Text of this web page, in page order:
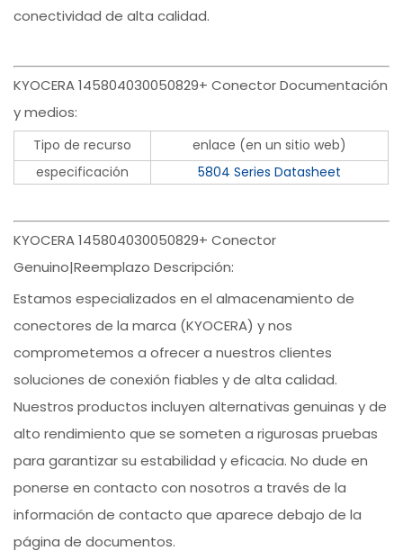
conectividad de alta calidad.
KYOCERA 145804030050829+ Conector Documentación
y medios:
Tipo de recurso
enlace (en un sitio web)
especificación
5804 Series Datasheet
KYOCERA 145804030050829+ Conector
Genuino|Reemplazo Descripción:
Estamos especializados en el almacenamiento de
conectores de la marca (KYOCERA) y nos
comprometemos a ofrecer a nuestros clientes
soluciones de conexión fiables y de alta calidad.
Nuestros productos incluyen alternativas genuinas y de
alto rendimiento que se someten a rigurosas pruebas
para garantizar su estabilidad y eficacia. No dude en
ponerse en contacto con nosotros a través de la
información de contacto que aparece debajo de la
página de documentos.